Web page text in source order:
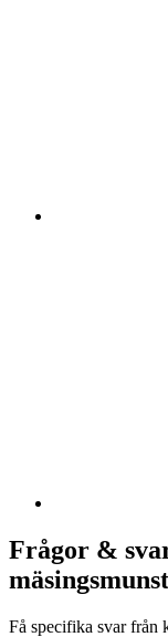
Frågor &
Få specifika svar från